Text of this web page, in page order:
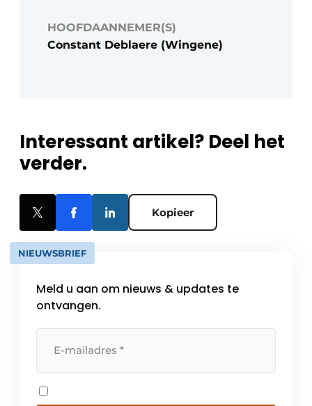
HOOFDAANNEMER(S)
Constant Deblaere (Wingene)
Interessant artikel? Deel het
verder.
Kopieer
NIEUWSBRIEF
Meld u aan om nieuws & updates te
ontvangen.